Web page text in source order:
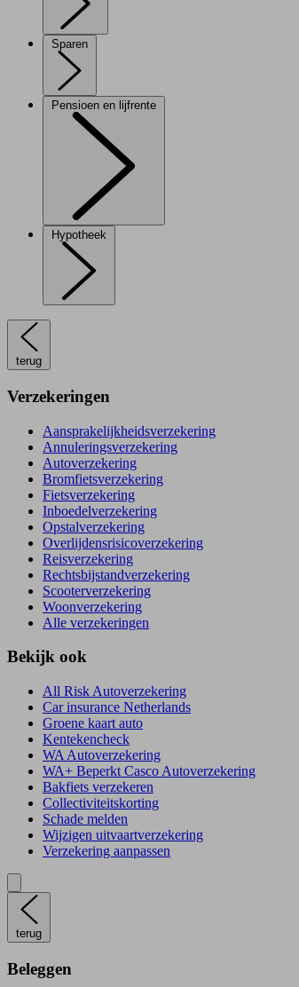
Sparen
Pensioen en lijfrente
Hypotheek
terug
Verzekeringen
Aansprakelijkheidsverzekering
Annuleringsverzekering
Autoverzekering
Bromfietsverzekering
Fietsverzekering
Inboedelverzekering
Opstalverzekering
Overlijdensrisicoverzekering
Reisverzekering
Rechtsbijstandverzekering
Scooterverzekering
Woonverzekering
Alle verzekeringen
Bekijk ook
All Risk Autoverzekering
Car insurance Netherlands
Groene kaart auto
Kentekencheck
WA Autoverzekering
WA+ Beperkt Casco Autoverzekering
Bakfiets verzekeren
Collectiviteitskorting
Schade melden
Wijzigen uitvaartverzekering
Verzekering aanpassen
terug
Beleggen